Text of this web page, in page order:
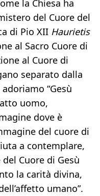
la Chiesa ha
del Cuore del
di Pio XII Haurietis
al Sacro Cuore di
al Cuore di
separato dalla
“Gesù
uomo,
dove è
del cuore di
a contemplare,
del Cuore di Gesù
la carità divina,
umano”.